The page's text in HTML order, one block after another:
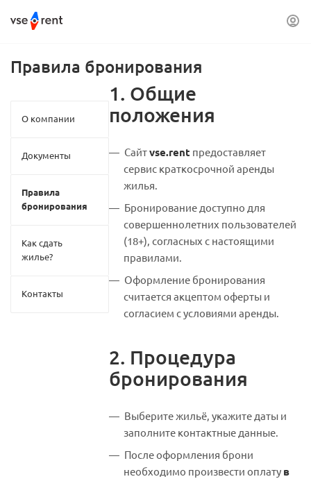
Правила бронирования
1. Общие
положения
Сайтvse.rent предоставляет
сервис краткосрочной аренды
жилья.
Бронирование доступно для
совершеннолетних пользователей
(18+), согласных с настоящими
правилами.
Оформление бронирования
считается акцептом оферты и
согласием с условиями аренды.
2. Процедура
бронирования
Выберите жильё, укажите даты и
заполните контактные данные.
После оформления брони
необходимо произвести оплату в
О компании
Документы
Правила
бронирования
Как сдать
жилье?
Контакты